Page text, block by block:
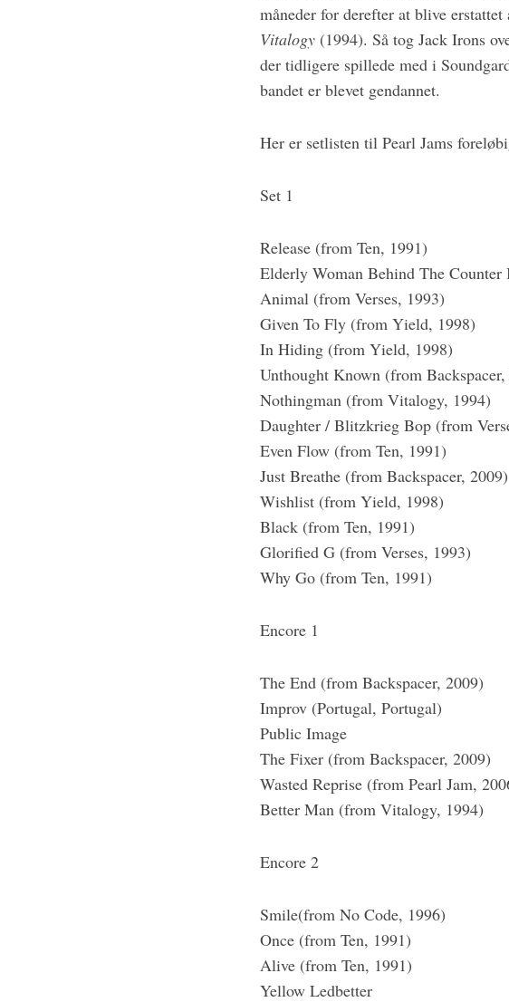
måneder for derefter at blive
Vitalogy (1994). Så tog Jack Irons
der tidligere spillede med i
bandet er blevet gendannet.
Her er setlisten til Pearl Jams
Set 1
Release (from Ten, 1991)
Elderly Woman Behind The
Animal (from Verses, 1993)
Given To Fly (from Yield, 1998)
In Hiding (from Yield, 1998)
Unthought Known (from
Nothingman (from Vitalogy, 1994)
Daughter / Blitzkrieg Bop (from
Even Flow (from Ten, 1991)
Just Breathe (from Backspacer, 2009)
Wishlist (from Yield, 1998)
Black (from Ten, 1991)
Glorified G (from Verses, 1993)
Why Go (from Ten, 1991)
Encore 1
The End (from Backspacer, 2009)
Improv (Portugal, Portugal)
Public Image
The Fixer (from Backspacer, 2009)
Wasted Reprise (from Pearl Jam,
Better Man (from Vitalogy, 1994)
Encore 2
Smile(from No Code, 1996)
Once (from Ten, 1991)
Alive (from Ten, 1991)
Yellow Ledbetter